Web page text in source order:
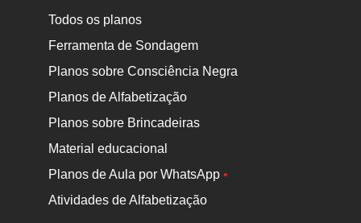
Todos os planos
Ferramenta de Sondagem
Planos sobre Consciência Negra
Planos de Alfabetização
Planos sobre Brincadeiras
Material educacional
Planos de Aula por WhatsApp•
Atividades de Alfabetização